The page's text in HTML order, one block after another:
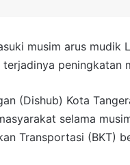
musim arus mudik
peningkatan
(Dishub) Kota
selama
Transportasi (BKT)